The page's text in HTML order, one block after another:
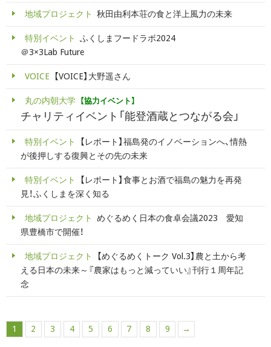
地域プロジェクト 秋田由利本荘の食と洋上風力の未来
特別イベント
ふくしまフードラボ2024
＠3×3Lab Future
VOICE 【VOICE】大野遥さん
丸の内朝大学 【協力イベント】
チャリティイベント「能登酒蔵とつながる会」
特別イベント
【レポート】福島発のイノベーションへ、情熱
が後押しする復興とその先の未来
特別イベント
【レポート】食事とお酒で福島の魅力を再発
見！ふくしまを深く知る
地域プロジェクト
めぐるめく日本の食卓会議2023 愛知
県豊橋市で開催！
地域プロジェクト
【めぐるめくトーク Vol.3】農と土から考
える日本の未来～『農家はもっと減っていい』刊行１周年記
念
1 2 3 4 5 6 7 8 9 →